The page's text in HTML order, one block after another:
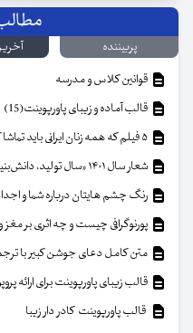
پربیننده
قوانین کلاس و مدرسه
قالب آماده و زیبای پاورپوینت(15)
شعار سال ۱۴۰۱ «سال تولید، دانش‌بنیان و اشتغال‌آفرین»
رنگ چشم هایتان درباره شما و
پورنوگرافی چیست و چه اثری بر مغز
متن کامل دعای جوشن کبیر با
قالب زیبای پاورپوینت برای ارائه
قالب پاورپوینت کادر دار زیبا